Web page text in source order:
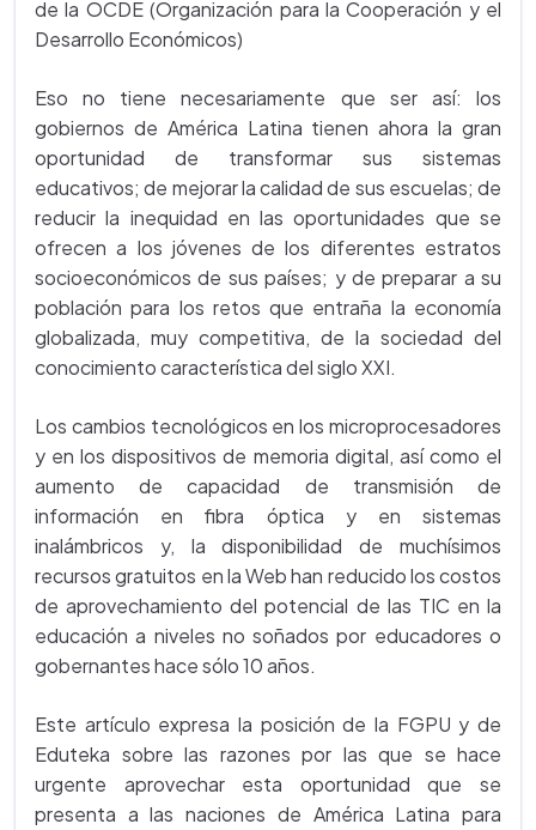
de la OCDE (Organización para la Cooperación y el
Desarrollo Económicos)
Eso no tiene necesariamente que ser así: los
gobiernos de América Latina tienen ahora la gran
oportunidad de transformar sus sistemas
educativos; de mejorar la calidad de sus escuelas; de
reducir la inequidad en las oportunidades que se
ofrecen a los jóvenes de los diferentes estratos
socioeconómicos de sus países; y de preparar a su
población para los retos que entraña la economía
globalizada, muy competitiva, de la sociedad del
conocimiento característica del siglo XXI.
Los cambios tecnológicos en los microprocesadores
y en los dispositivos de memoria digital, así como el
aumento de capacidad de transmisión de
información en fibra óptica y en sistemas
inalámbricos y, la disponibilidad de muchísimos
recursos gratuitos en la Web han reducido los costos
de aprovechamiento del potencial de las TIC en la
educación a niveles no soñados por educadores o
gobernantes hace sólo 10 años.
Este artículo expresa la posición de la FGPU y de
Eduteka sobre las razones por las que se hace
urgente aprovechar esta oportunidad que se
presenta a las naciones de América Latina para